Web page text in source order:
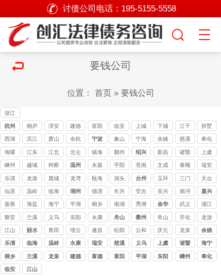
讨债公司电话： 195-5155-5558
要钱公司
位置： 首页» 要钱公司
浙江
讨债
公司
杭州
讨债
公司
桐庐 淳安 建德
富阳
讨债
公司
临安 上城 下城 江干 拱墅
西湖 滨江 萧山 余杭 宁波 象山 宁海 余姚 慈溪 奉化
海曙 江东 江北 北仑 镇海 鄞州 绍兴 新昌 诸暨 上虞
嵊州 越城 柯桥 温州 永嘉 平阳 苍南 文成 泰顺 瑞安
乐清 龙港 鹿城 龙湾 瓯海 洞头 台州 玉环 三门 天台
仙居 温岭 临海 湖州 德清 长兴 安吉 吴兴 南浔 嘉兴
嘉善 海盐 海宁 平湖 桐乡 南湖 秀洲 金华 武义 浦江
磐安 兰溪 义乌 东阳 永康 舟山 衢州 常山 开化 龙游
江山 丽水 青田 缙云 遂昌 松阳 云和 庆元 龙泉 余姚
乐清 临海 温岭 永康 瑞安 慈溪 义乌 上虞 诸暨 海宁
桐乡 兰溪 龙泉 建德 富德 富阳 平湖 东阳 嵊州 奉化
临安 江山